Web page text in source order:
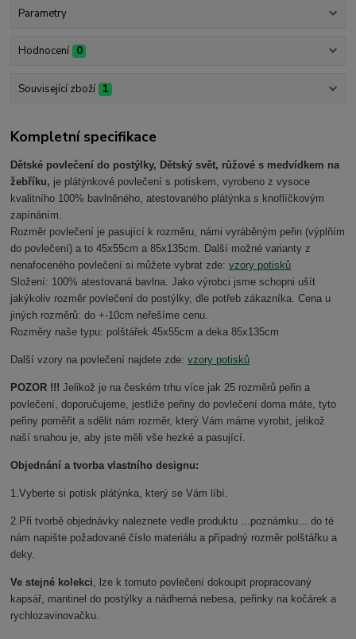
Parametry
Hodnocení 0
Související zboží 1
Kompletní specifikace
Dětské povlečení do postýlky, Dětský svět, růžové s medvídkem na
žebříku, je plátýnkové povlečení s potiskem, vyrobeno z vysoce
kvalitního 100% bavlněného, atestovaného plátýnka s knoflíčkovým
zapínáním.
Rozměr povlečení je pasující k rozměru, námi vyráběným peřin (výplňím
do povlečení) a to 45x55cm a 85x135cm. Další možné varianty z
nenafoceného povlečení si můžete vybrat zde:vzory potisků
Složení: 100% atestovaná bavlna.Jako výrobci jsme schopni ušít
jakýkoliv rozměr povlečení do postýlky, dle potřeb zákazníka.Cena u
jiných rozměrů: do +-10cm neřešíme cenu.
Rozměry naše typu: polštářek 45x55cm a deka 85x135cm
Další vzory na povlečení najdete zde:vzory potisků
POZOR !!!Jelikož je na českém trhu více jak 25 rozměrů peřin a
povlečení, doporučujeme, jestliže peřiny do povlečení doma máte, tyto
peřiny poměřit a sdělit nám rozměr, který Vám máme vyrobit, jelikož
naší snahou je, aby jste měli vše hezké a pasující.
Objednání a tvorba vlastního designu:
1.Vyberte si potisk plátýnka, který se Vám líbí.
2.Při tvorbě objednávky naleznete vedle produktu ...poznámku... do té
nám napište požadované číslo materiálu a případný rozměr polštářku a
deky.
Ve stejné kolekci, lze k tomuto povlečení dokoupit propracovaný
kapsář, mantinel do postýlky a nádherná nebesa, peřinky na kočárek a
rychlozavinovačku.